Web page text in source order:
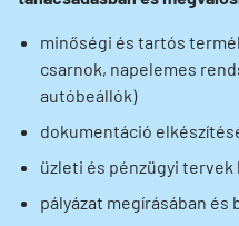
minőségi és tartós
csarnok, napelemes
autóbeállók)
dokumentáció
üzleti és pénzügyi tervek
pályázat megírásában és